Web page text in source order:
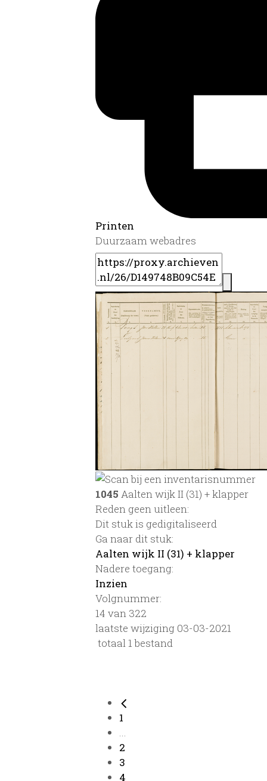
Printen
Duurzaam webadres
1045 Aalten wijk II (31) + klapper
Reden geen uitleen:
Dit stuk is gedigitaliseerd
Ga naar dit stuk:
Aalten wijk II (31) + klapper
Nadere toegang:
Inzien
Volgnummer:
14 van 322
laatste wijziging 03-03-2021
totaal 1 bestand
1
...
2
3
4